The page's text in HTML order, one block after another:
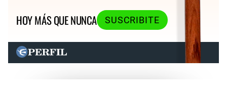
HOY MÁS QUE NUNCA
SUSCRIBITE